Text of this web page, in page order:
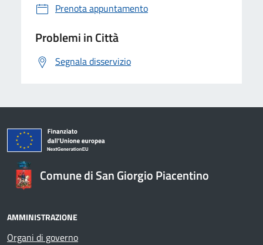
Prenota appuntamento
Problemi in Città
Segnala disservizio
Comune di San Giorgio Piacentino
AMMINISTRAZIONE
Organi di governo